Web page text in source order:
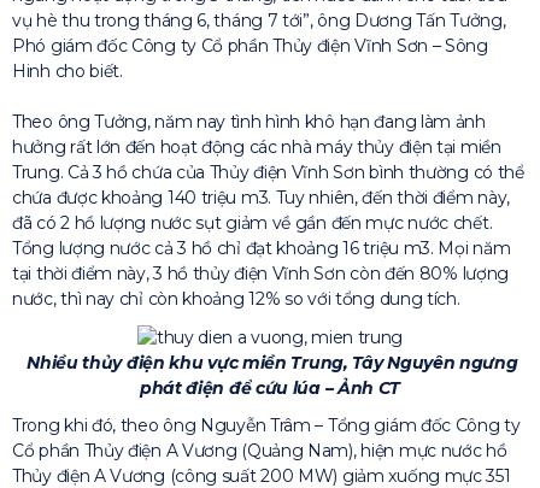
vụ hè thu trong tháng 6, tháng 7 tới”, ông Dương Tấn Tưởng,
Phó giám đốc Công ty Cổ phần Thủy điện Vĩnh Sơn – Sông
Hinh cho biết.
Theo ông Tưởng, năm nay tình hình khô hạn đang làm ảnh
hưởng rất lớn đến hoạt động các nhà máy thủy điện tại miền
Trung. Cả 3 hồ chứa của Thủy điện Vĩnh Sơn bình thường có thể
chứa được khoảng 140 triệu m3. Tuy nhiên, đến thời điểm này,
đã có 2 hồ lượng nước sụt giảm về gần đến mực nước chết.
Tổng lượng nước cả 3 hồ chỉ đạt khoảng 16 triệu m3. Mọi năm
tại thời điểm này, 3 hồ thủy điện Vĩnh Sơn còn đến 80% lượng
nước, thì nay chỉ còn khoảng 12% so với tổng dung tích.
Nhiều thủy điện khu vực miền Trung, Tây Nguyên ngưng
phát điện để cứu lúa – Ảnh CT
Trong khi đó, theo ông Nguyễn Trâm – Tổng giám đốc Công ty
Cổ phần Thủy điện A Vương (Quảng Nam), hiện mực nước hồ
Thủy điện A Vương (công suất 200 MW) giảm xuống mực 351